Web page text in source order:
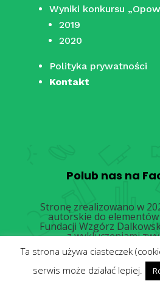
Wyniki konkursu
2019
2020
Polityka prywatności
Kontakt
Polub nas na
Stronę zrealizowano w
autorskie do elementów
Fundacji Wzgórz
z wykluczeniami
Ta strona używa ciasteczek
serwis może działać lepiej.